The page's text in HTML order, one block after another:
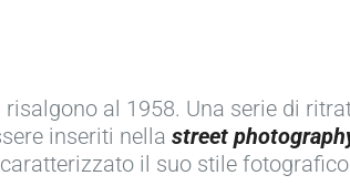
al 1958. Una serie di
inseriti nella street
il suo stile